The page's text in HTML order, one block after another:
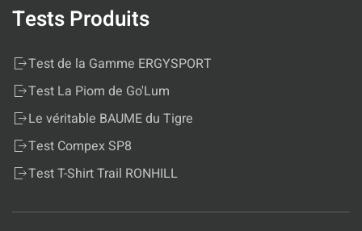
Tests Produits
Test de la Gamme ERGYSPORT
Test La Piom de Go'Lum
Le véritable BAUME du Tigre
Test Compex SP8
Test T-Shirt Trail RONHILL